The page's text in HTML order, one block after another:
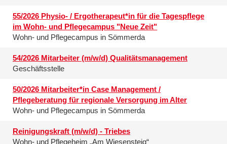
55/2026 Physio- / Ergotherapeut*in für die Tagespflege
im Wohn- und Pflegecampus "Neue Zeit"
Wohn- und Pflegecampus in Sömmerda
54/2026 Mitarbeiter (m/w/d) Qualitätsmanagement
Geschäftsstelle
50/2026 Mitarbeiter*in Case Management /
Pflegeberatung für regionale Versorgung im Alter
Wohn- und Pflegecampus in Sömmerda
Reinigungskraft (m/w/d) - Triebes
Wohn- und Pflegeheim „Am Wiesensteig“